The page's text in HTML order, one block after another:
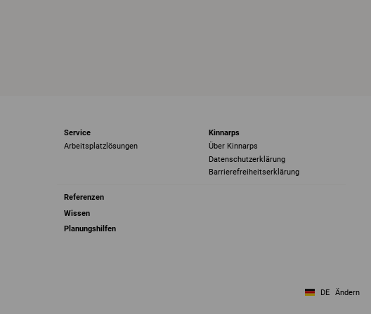
Service
Arbeitsplatzlösungen
Kinnarps
Über Kinnarps
Datenschutzerklärung
Barrierefreiheits­erklärung
Referenzen
Wissen
Planungshilfen
DE Ändern